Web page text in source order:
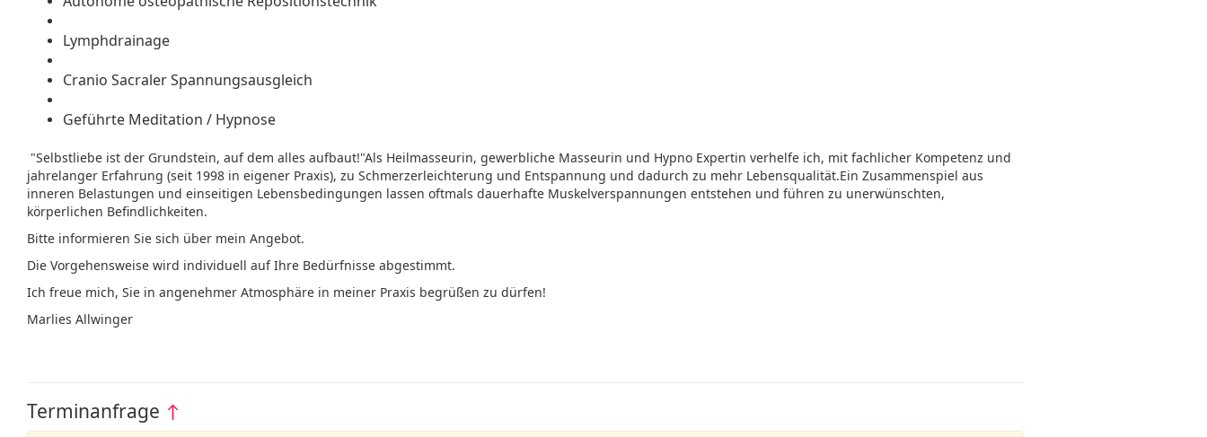
Lymphdrainage
Cranio Sacraler Spannungsausgleich
Geführte Meditation / Hypnose
"Selbstliebe ist der Grundstein, auf dem alles aufbaut!"Als Heilmasseurin, gewerbliche Masseurin und Hypno Expertin verhelfe ich, mit fachlicher Kompetenz und
jahrelanger Erfahrung (seit 1998 in eigener Praxis), zu Schmerzerleichterung und Entspannung und dadurch zu mehr Lebensqualität.Ein Zusammenspiel aus
inneren Belastungen und einseitigen Lebensbedingungen lassen oftmals dauerhafte Muskelverspannungen entstehen und führen zu unerwünschten,
körperlichen Befindlichkeiten.
Bitte informieren Sie sich über mein Angebot.
Die Vorgehensweise wird individuell auf Ihre Bedürfnisse abgestimmt.
Ich freue mich, Sie in angenehmer Atmosphäre in meiner Praxis begrüßen zu dürfen!
Marlies Allwinger
Terminanfrage ↑